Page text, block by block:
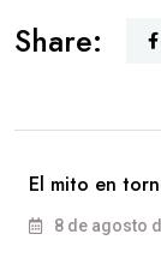
Share:
El mito en
8 de agosto